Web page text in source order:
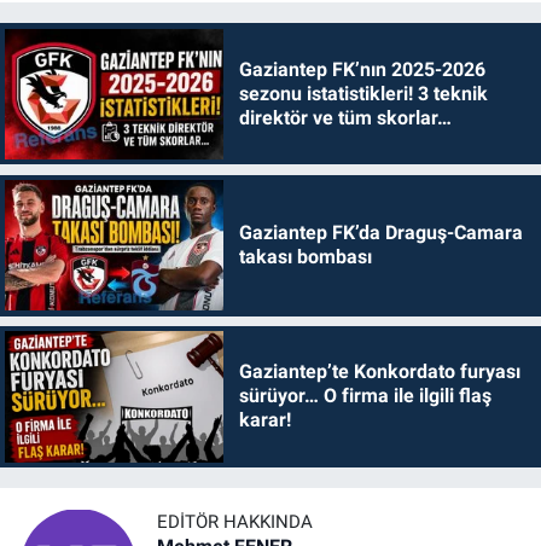
Gaziantep FK’nın 2025-2026
sezonu istatistikleri! 3 teknik
direktör ve tüm skorlar…
Gaziantep FK’da Draguş-Camara
takası bombası
Gaziantep’te Konkordato furyası
sürüyor… O firma ile ilgili flaş
karar!
EDITÖR HAKKINDA